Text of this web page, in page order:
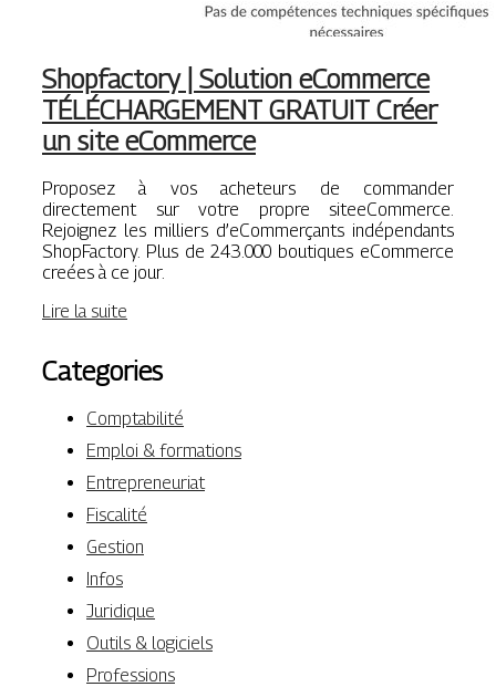
Shopfactory | Solution eCommerce
TÉLÉCHAR­GEMENT GRATUIT Créer
un site eCommerce
Proposez à vos acheteurs de commander
directement sur votre propre siteeCommerce.
Rejoignez les milliers d’eCommerçants indépendants
ShopFactory. Plus de 243.000 boutiques eCommerce
creées à ce jour.
Lire la suite
Categories
Comptabilité
Emploi & formations
Entrepreneuriat
Fiscalité
Gestion
Infos
Juridique
Outils & logiciels
Professions